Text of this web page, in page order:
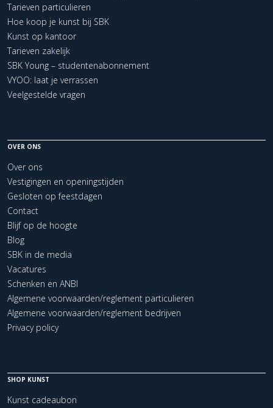
Tarieven particulieren
Hoe koop je kunst bij SBK
Kunst op kantoor
Tarieven zakelijk
SBK Young – studentenabonnement
VYOO: laat je verrassen
Veelgestelde vragen
OVER ONS
Over ons
Vestigingen en openingstijden
Gesloten op feestdagen
Contact
Blijf op de hoogte
Blog
SBK in de media
Vacatures
Schenken en ANBI
Algemene voorwaarden/reglement particulieren
Algemene voorwaarden/reglement bedrijven
Privacy policy
SHOP KUNST
Kunst cadeaubon